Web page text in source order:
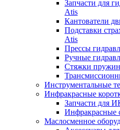
Запчасти для
Atis
Кантователи
Подставки
Atis
Прессы
Ручные
Стяжки
Инструментальные
Инфракрасные
Запчасти для
Инфракрасные
Маслосменное